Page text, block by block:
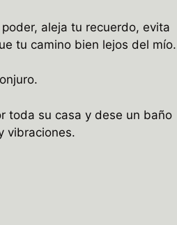
aleja tu recuerdo, evita
tu camino bien lejos del mío.
toda su casa y dese un baño
vibraciones.